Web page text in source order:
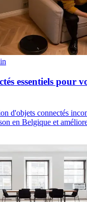
essentiels pour
d'objets connectés
en Belgique et